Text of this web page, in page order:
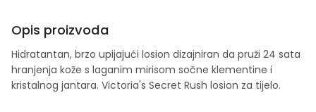
Opis proizvoda
Hidratantan, brzo upijajući losion dizajniran da pruži 24 sata
hranjenja kože s laganim mirisom sočne klementine i
kristalnog jantara. Victoria's Secret Rush losion za tijelo.